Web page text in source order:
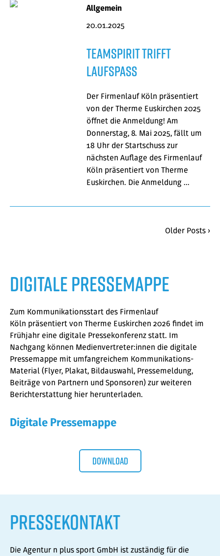
Allgemein
20.01.2025
Teamspirit trifft
Laufspaß
Der Firmenlauf Köln präsentiert
von der Therme Euskirchen 2025
öffnet die Anmeldung! Am
Donnerstag, 8. Mai 2025, fällt um
18 Uhr der Startschuss zur
nächsten Auflage des Firmenlauf
Köln präsentiert von Therme
Euskirchen. Die Anmeldung …
Older Posts ›
Digitale Pressemappe
Zum Kommunikationsstart des Firmenlauf
Köln präsentiert von Therme Euskirchen 2026 findet im
Frühjahr eine digitale Pressekonferenz statt. Im
Nachgang können Medienvertreter:innen die digitale
Pressemappe mit umfangreichem Kommunikations-
Material (Flyer, Plakat, Bildauswahl, Pressemeldung,
Beiträge von Partnern und Sponsoren) zur weiteren
Berichterstattung hier herunterladen.
Digitale Pressemappe
Download
Pressekontakt
Die Agentur n plus sport GmbH ist zuständig für die